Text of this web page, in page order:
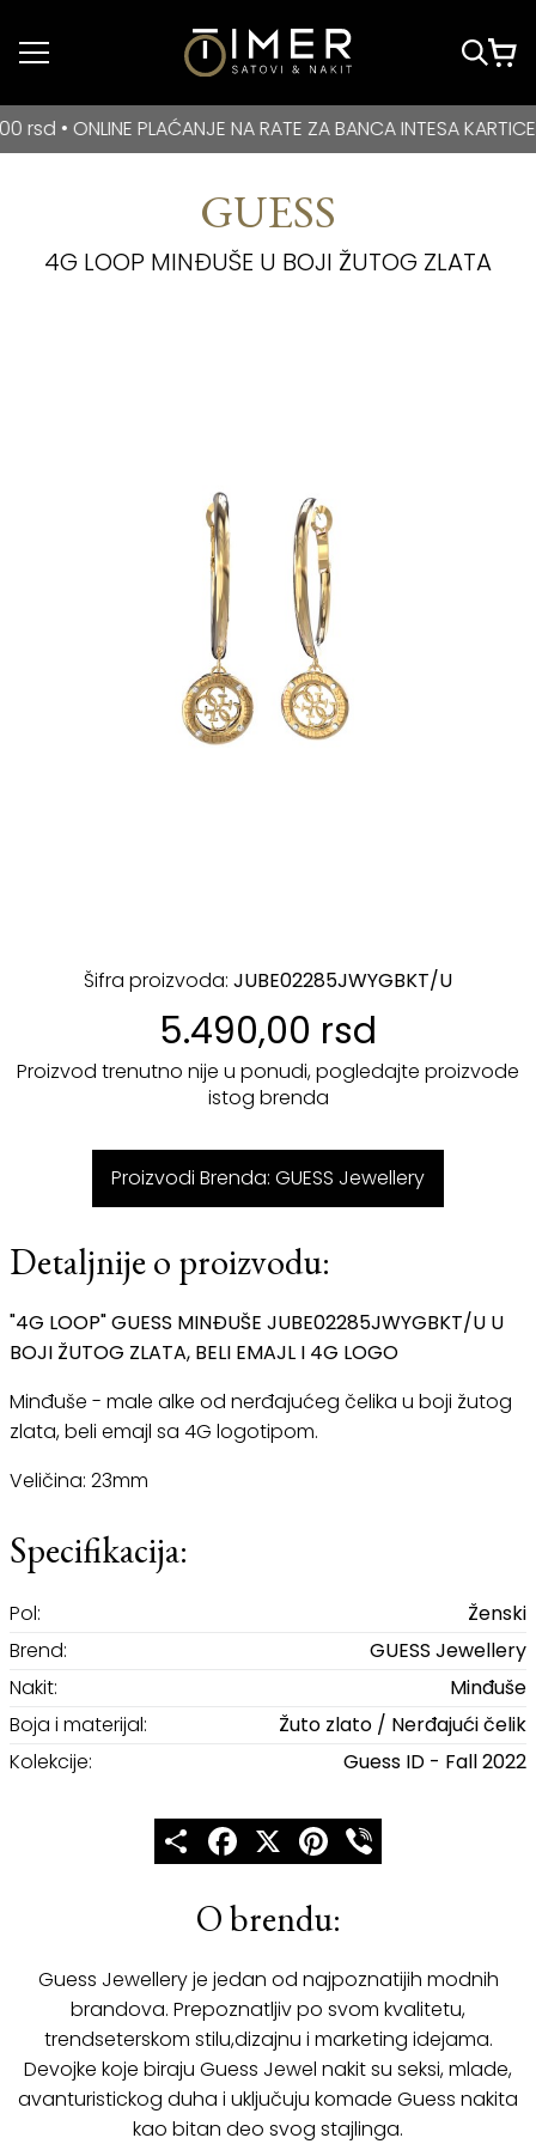
Idi do glavnog
BESPLATNA DOSTAVA za kupovine veće od 3000 rsd •
PLAĆANJE NA RATE ZA BANCA INTESA KARTICE
GUESS
4G LOOP MINĐUŠE U BOJI ŽUTOG ZLATA
Šifra proizvoda: JUBE02285JWYGBKT/U
5.490,00 rsd
Proizvod trenutno nije u ponudi, pogledajte proizvode
istog brenda
Proizvodi Brenda: GUESS Jewellery
Detaljnije o proizvodu:
"4G LOOP" GUESS MINĐUŠE JUBE02285JWYGBKT/U U
BOJI ŽUTOG ZLATA, BELI EMAJL I 4G LOGO
Minđuše - male alke od nerđajućeg čelika u boji žutog
zlata, beli emajl sa 4G logotipom.
Veličina: 23mm
Specifikacija:
Pol:
Ženski
Brend:
GUESS Jewellery
Nakit:
Minđuše
Boja i materijal:
Žuto zlato / Nerđajući čelik
Kolekcije:
Guess ID - Fall 2022
ShareFacebook
X Pinterest
O brendu:
Guess Jewellery je jedan od najpoznatijih modnih
brandova. Prepoznatljiv po svom kvalitetu,
trendseterskom stilu,dizajnu i marketing idejama.
Devojke koje biraju Guess Jewel nakit su seksi, mlade,
avanturistickog duha i uključuju komade Guess nakita
kao bitan deo svog stajlinga.